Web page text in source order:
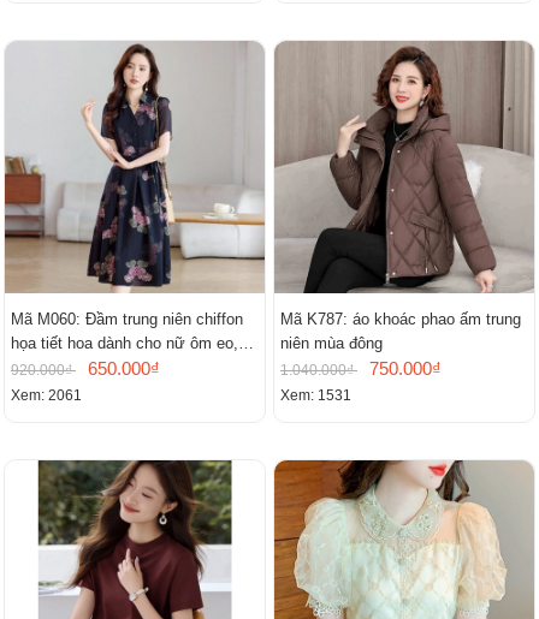
Mã M060: Đầm trung niên chiffon
họa tiết hoa dành cho nữ ôm eo,
cổ chữ V, đầm midi tay ngắn thanh
lịch.
920.000₫ 650.000₫
Xem: 2061
Mã K787: áo khoác phao ấm trung
niên mùa đông
1.040.000₫ 750.000₫
Xem: 1531